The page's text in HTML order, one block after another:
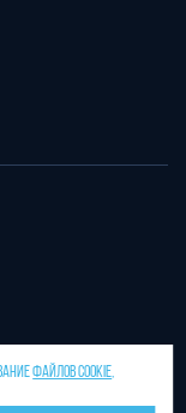
ФАЙЛОВ COOKIE,